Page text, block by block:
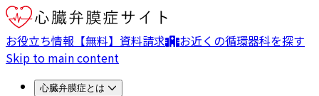
お役立ち情報 【無料】資料請求
お近くの循環器科を探す
Skip to main content
心臓弁膜症とは